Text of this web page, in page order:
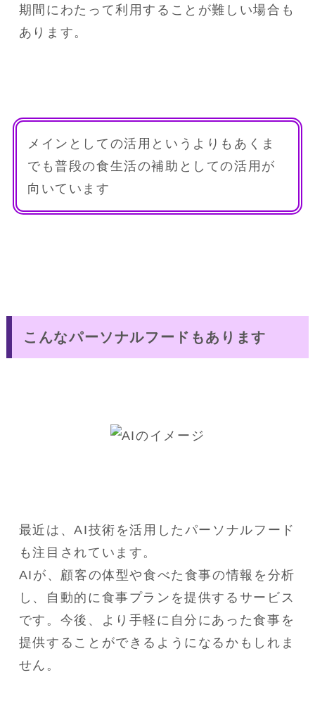
期間にわたって利用することが難しい場合も
あります。
メインとしての活用というよりもあくま
でも普段の食生活の補助としての活用が
向いています
こんなパーソナルフードもあります
最近は、AI技術を活用したパーソナルフード
も注目されています。
AIが、顧客の体型や食べた食事の情報を分析
し、自動的に食事プランを提供するサービス
です。今後、より手軽に自分にあった食事を
提供することができるようになるかもしれま